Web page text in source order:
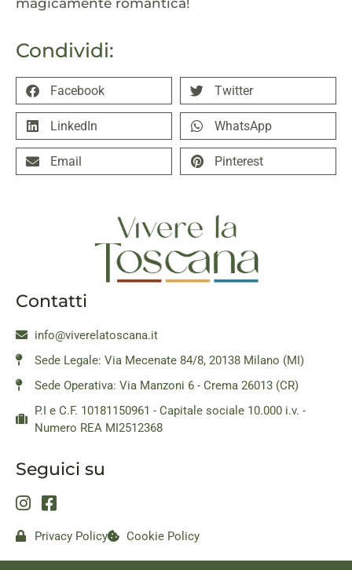
Condividi:
Facebook Twitter
LinkedIn WhatsApp
Email Pinterest
Contatti
info@viverelatoscana.it
Sede Legale: Via Mecenate 84/8, 20138 Milano (MI)
Sede Operativa: Via Manzoni 6 - Crema 26013 (CR)
P.I e C.F. 10181150961 - Capitale sociale 10.000 i.v. -
Numero REA MI2512368
Seguici su
Privacy Policy Cookie Policy